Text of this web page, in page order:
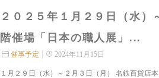
２０２５年１月２９日（水
階催場「日本の職人展」...
催事予定 2024年11月15日
１月２９日（水）～２月３日（月） 名鉄百貨店